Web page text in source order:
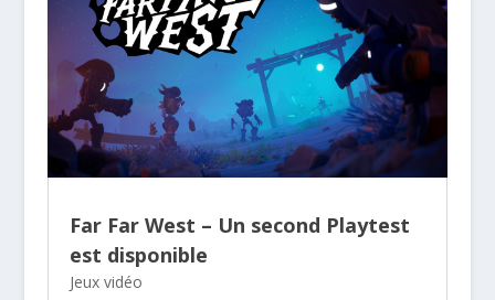
Far Far West – Un second Playtest
est disponible
Jeux vidéo